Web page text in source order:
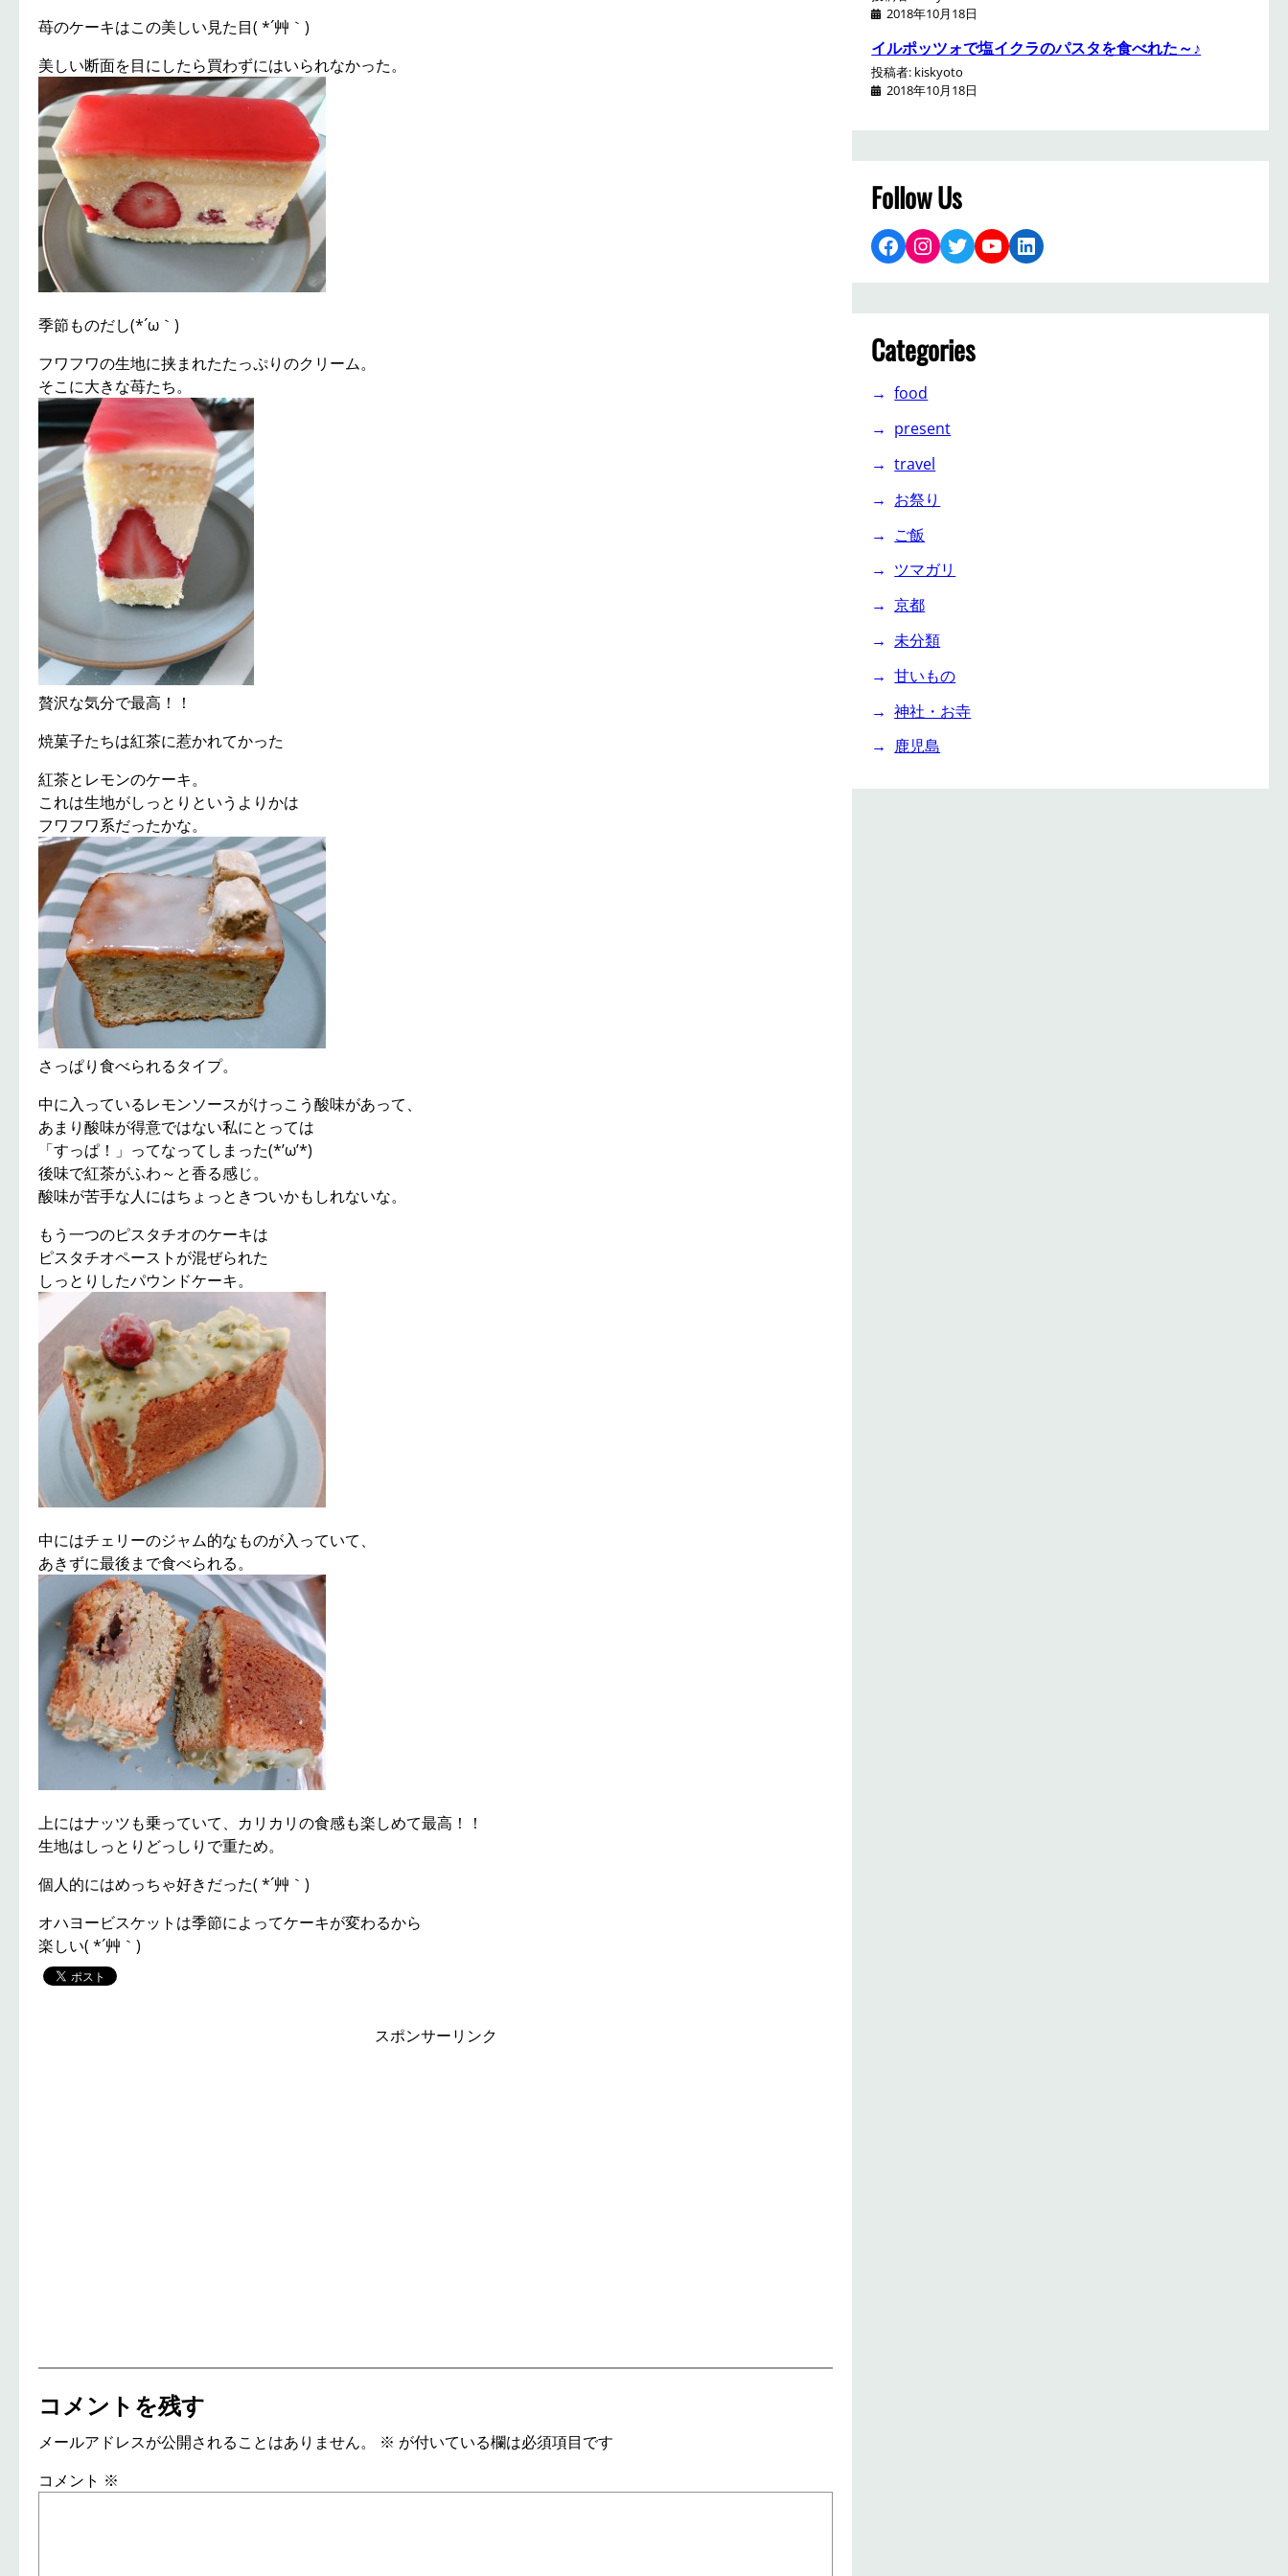
苺のケーキはこの美しい見た目( *´艸｀)
美しい断面を目にしたら買わずにはいられなかった。
季節ものだし(*´ω｀)
フワフワの生地に挟まれたたっぷりのクリーム。
そこに大きな苺たち。
贅沢な気分で最高！！
焼菓子たちは紅茶に惹かれてかった
紅茶とレモンのケーキ。
これは生地がしっとりというよりかは
フワフワ系だったかな。
さっぱり食べられるタイプ。
中に入っているレモンソースがけっこう酸味があって、
あまり酸味が得意ではない私にとっては
「すっぱ！」ってなってしまった(*’ω’*)
後味で紅茶がふわ～と香る感じ。
酸味が苦手な人にはちょっときついかもしれないな。
もう一つのピスタチオのケーキは
ピスタチオペーストが混ぜられた
しっとりしたパウンドケーキ。
中にはチェリーのジャム的なものが入っていて、
あきずに最後まで食べられる。
上にはナッツも乗っていて、カリカリの食感も楽しめて最高！！
生地はしっとりどっしりで重ため。
個人的にはめっちゃ好きだった( *´艸｀)
オハヨービスケットは季節によってケーキが変わるから
楽しい( *´艸｀)
スポンサーリンク
コメントを残す
メールアドレスが公開されることはありません。 ※ が付いている欄は必須項目です
コメント ※
2018年10月18日
イルポッツォで塩イクラのパスタを食べれた～♪
投稿者: kiskyoto
2018年10月18日
Follow Us
Facebook Instagram Twitter YouTube LinkedIn
Categories
food
present
travel
お祭り
ご飯
ツマガリ
京都
未分類
甘いもの
神社・お寺
鹿児島